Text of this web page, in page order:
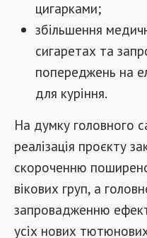
цигарками;
збільшення
сигаретах та
попереджень на
для куріння.
На думку головного
реалізація проєкту
скороченню
вікових груп, а
запровадженню
усіх нових